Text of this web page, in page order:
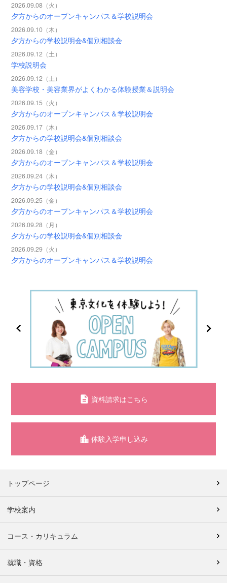
2026.09.08（火）
夕方からのオープンキャンパス＆学校説明会
2026.09.10（木）
夕方からの学校説明会&個別相談会
2026.09.12（土）
学校説明会
2026.09.12（土）
美容学校・美容業界がよくわかる体験授業＆説明会
2026.09.15（火）
夕方からのオープンキャンパス＆学校説明会
2026.09.17（木）
夕方からの学校説明会&個別相談会
2026.09.18（金）
夕方からのオープンキャンパス＆学校説明会
2026.09.24（木）
夕方からの学校説明会&個別相談会
2026.09.25（金）
夕方からのオープンキャンパス＆学校説明会
2026.09.28（月）
夕方からの学校説明会&個別相談会
2026.09.29（火）
夕方からのオープンキャンパス＆学校説明会
資料請求はこちら
体験入学申し込み
トップページ
学校案内
コース・カリキュラム
就職・資格